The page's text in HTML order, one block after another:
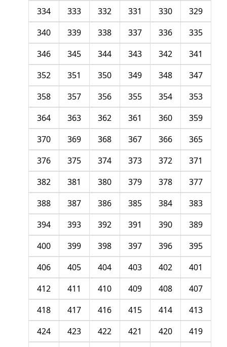
329
330
331
332
333
334
335
336
337
338
339
340
341
342
343
344
345
346
347
348
349
350
351
352
353
354
355
356
357
358
359
360
361
362
363
364
365
366
367
368
369
370
371
372
373
374
375
376
377
378
379
380
381
382
383
384
385
386
387
388
389
390
391
392
393
394
395
396
397
398
399
400
401
402
403
404
405
406
407
408
409
410
411
412
413
414
415
416
417
418
419
420
421
422
423
424